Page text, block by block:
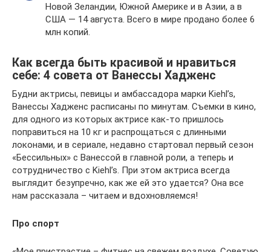
Новой Зеландии, Южной Америке и в Азии, а в
США — 14 августа. Всего в мире продано более 6
млн копий.
Как всегда быть красивой и нравиться
себе: 4 совета от Ванессы Хадженс
Будни актрисы, певицы и амбассадора марки Kiehl’s,
Ванессы Хадженс расписаны по минутам. Съемки в кино,
для одного из которых актрисе как-то пришлось
поправиться на 10 кг и распрощаться с длинными
локонами, и в сериале, недавно стартовал первый сезон
«Бессильных» с Ванессой в главной роли, а теперь и
сотрудничество с Kiehl’s. При этом актриса всегда
выглядит безупречно, как же ей это удается? Она все
нам рассказала – читаем и вдохновляемся!
Про спорт